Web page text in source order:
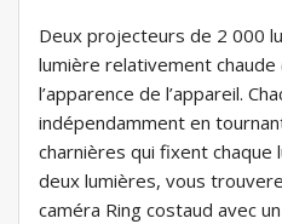
Deux projecteurs de 2 000
lumière relativement
l’apparence de l’appareil.
indépendamment en
charnières qui fixent chaque
deux lumières, vous
caméra Ring costaud avec